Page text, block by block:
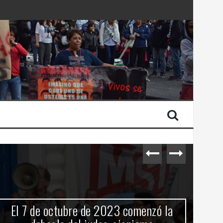
de Israel
El 7 de octubre de 2023 comenzó la